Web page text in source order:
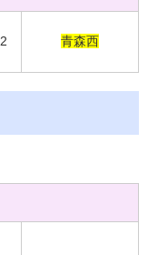
2 青森西